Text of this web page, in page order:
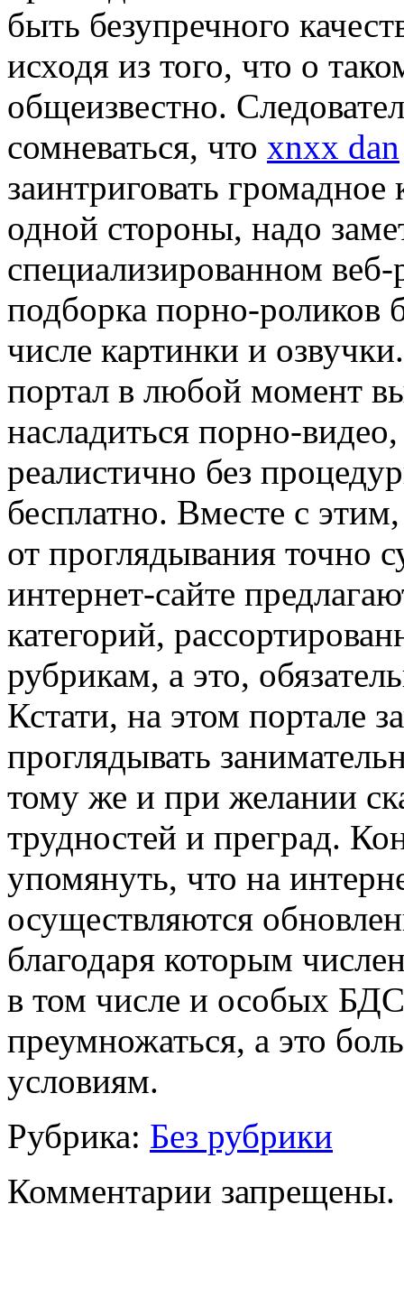
быть безупречного
исходя из того, что о
общеизвестно.
сомневаться, что xnxx dan
заинтриговать
одной стороны, надо
специализированном
подборка порно-роликов
числе картинки и
портал в любой момент
насладиться порно-
реалистично без
бесплатно. Вместе с
от проглядывания точно
интернет-сайте
категорий,
рубрикам, а это,
Кстати, на этом портале
проглядывать
тому же и при желании
трудностей и преград.
упомянуть, что на
осуществляются
благодаря которым
в том числе и особых
преумножаться, а это
условиям.
Рубрика: Без рубрики
Комментарии запрещены.